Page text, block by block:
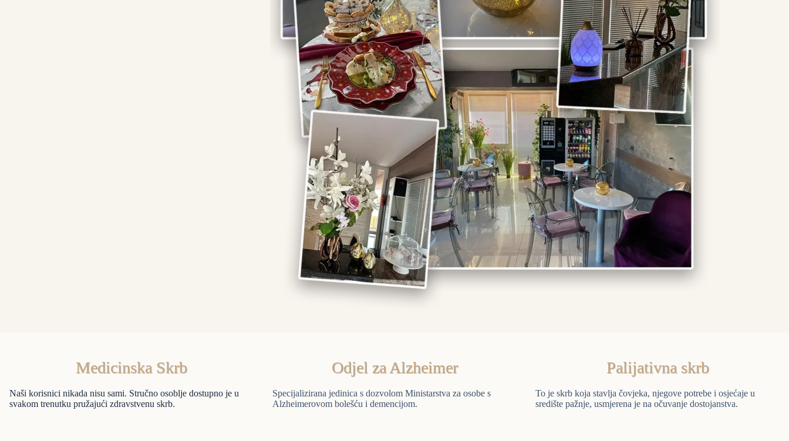
Medicinska Skrb
Naši korisnici nikada nisu sami. Stručno osoblje dostupno je u
svakom trenutku pružajući zdravstvenu skrb.
Odjel za Alzheimer
Specijalizirana jedinica s dozvolom Ministarstva za osobe s
Alzheimerovom bolešću i demencijom.
Palijativna skrb
To je skrb koja stavlja čovjeka, njegove potrebe i osjećaje u
središte pažnje, usmjerena je na očuvanje dostojanstva.